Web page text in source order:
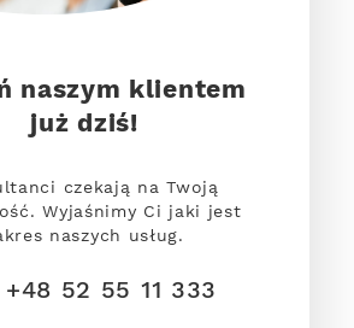
naszym klientem
już dziś!
czekają na Twoją
Wyjaśnimy Ci jaki jest
naszych usług.
+48 52 55 11 333